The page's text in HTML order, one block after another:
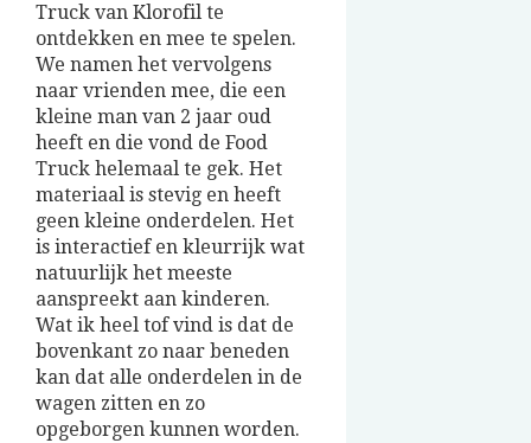
Truck van Klorofil te
ontdekken en mee te spelen.
We namen het vervolgens
naar vrienden mee, die een
kleine man van 2 jaar oud
heeft en die vond de Food
Truck helemaal te gek. Het
materiaal is stevig en heeft
geen kleine onderdelen. Het
is interactief en kleurrijk wat
natuurlijk het meeste
aanspreekt aan kinderen.
Wat ik heel tof vind is dat de
bovenkant zo naar beneden
kan dat alle onderdelen in de
wagen zitten en zo
opgeborgen kunnen worden.